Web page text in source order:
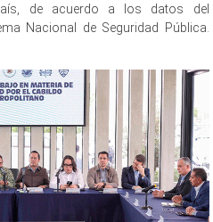
de acuerdo a los datos del
Nacional de Seguridad Pública.